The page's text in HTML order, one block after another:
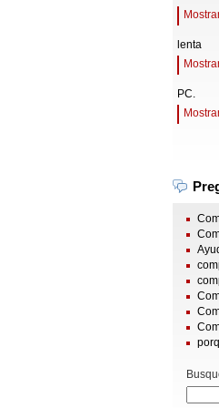
lenta
PC.